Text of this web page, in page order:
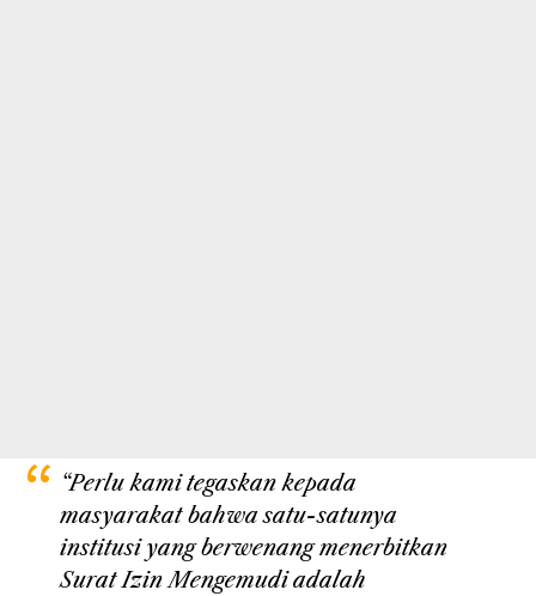
“Perlu kami tegaskan kepada
masyarakat bahwa satu-satunya
institusi yang berwenang menerbitkan
Surat Izin Mengemudi adalah